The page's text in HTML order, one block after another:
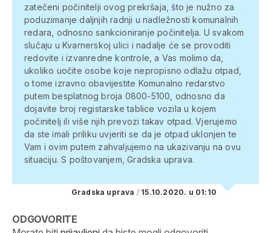
zatečeni počinitelji ovog prekršaja, što je nužno za
poduzimanje daljnjih radnji u nadležnosti komunalnih
redara, odnosno sankcioniranje počinitelja. U svakom
slučaju u Kvarnerskoj ulici i nadalje će se provoditi
redovite i izvanredne kontrole, a Vas molimo da,
ukoliko uočite osobe koje nepropisno odlažu otpad,
o tome izravno obavijestite Komunalno redarstvo
putem besplatnog broja 0800-5100, odnosno da
dojavite broj registarske tablice vozila u kojem
počinitelj ili više njih prevozi takav otpad. Vjerujemo
da ste imali priliku uvjeriti se da je otpad uklonjen te
Vam i ovim putem zahvaljujemo na ukazivanju na ovu
situaciju. S poštovanjem, Gradska uprava.
Gradska uprava / 15.10.2020. u 01:10
ODGOVORITE